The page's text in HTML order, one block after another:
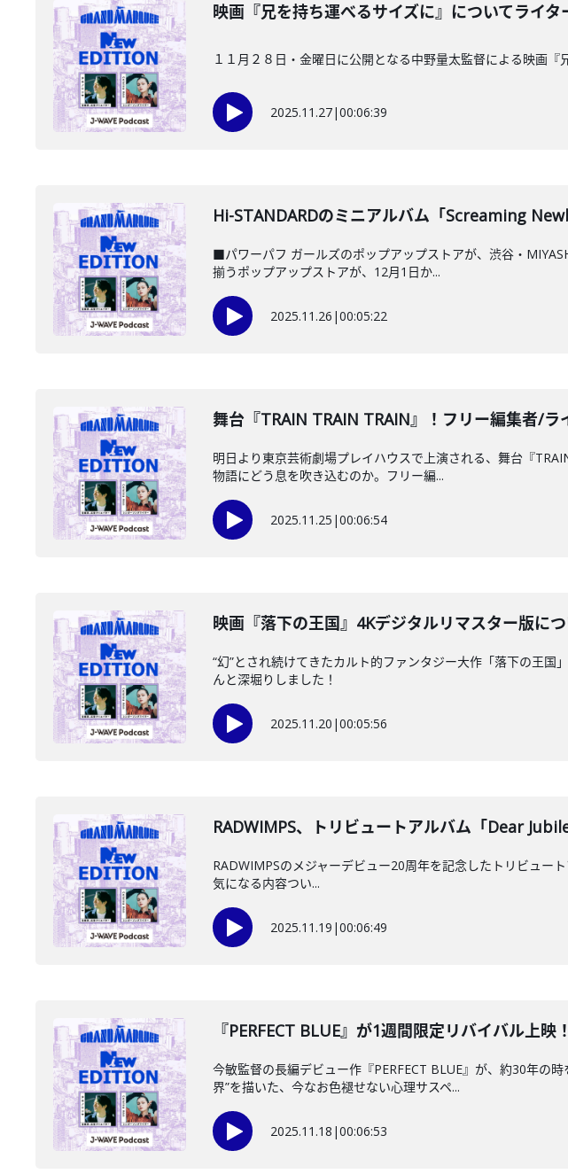
映画『兄を持ち運べるサイズに』についてライ
１１月２８日・金曜日に公開となる中野量太監督による映画
2025.11.27|00:06:39
Hi-STANDARDのミニアルバム「Screaming
■パワーパフ ガールズのポップアップストアが、渋谷・
揃うポップアップストアが、12月1日か...
2025.11.26 |00:05:22
舞台『TRAIN TRAIN TRAIN』！フリー編集者/
明日より東京芸術劇場プレイハウスで上演される、舞台『
物語にどう息を吹き込むのか。フリー編...
2025.11.25 |00:06:54
映画『落下の王国』4Kデジタルリマスター版に
“幻”とされ続けてきたカルト的ファンタジー大作「落下の王
んと深堀りしました！
2025.11.20 |00:05:56
RADWIMPS、トリビュートアルバム「Dear
RADWIMPSのメジャーデビュー20周年を記念したトリビュー
気になる内容つい...
2025.11.19 |00:06:49
『PERFECT BLUE』が1週間限定リバイバル上
今敏監督の長編デビュー作『PERFECT BLUE』が、約30年の
界”を描いた、今なお色褪せない心理サスペ...
2025.11.18 |00:06:53